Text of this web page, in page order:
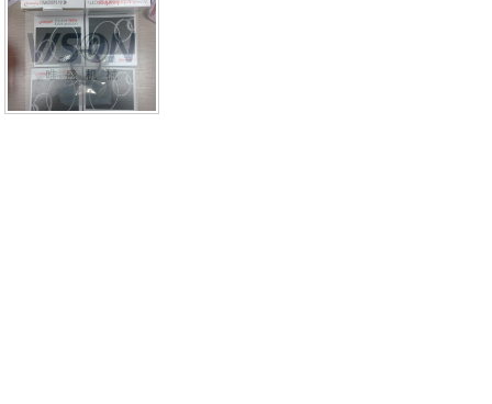
H12 RK6-22N1Z，P2BE208-SRB-CRE热销品牌推荐：NU2
28C3SESF.206-19.N3311.B3311.B价格